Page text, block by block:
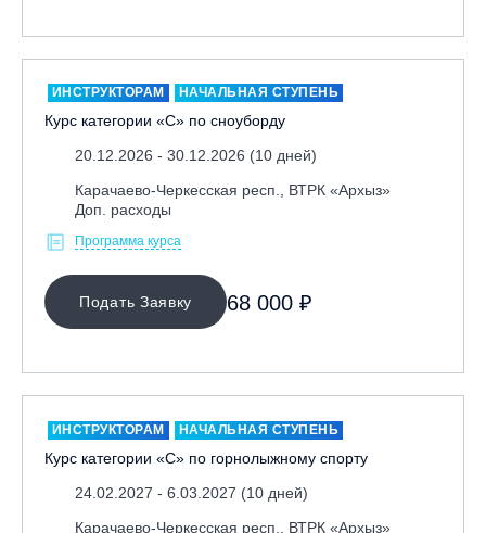
Москва, СК «Кант»
Москва, Скалодром "Атмосфера"
Москва, СЭК «Лата Трэк»
Москва, ул. Олеко Дундича 19/15
Московская обл., ВГК «Лисья Гора»
Московская обл., ГК Леонида Тягачёва
Московская обл., ГЛК «Красная Горка»
Московская обл., п. Чулково, ГК «Гая Северина»
Московская обл., Сергиев Посад, вейк парк Boardberry
ИНСТРУКТОРАМ НАЧАЛЬНАЯ СТУПЕНЬ
Курс категории «С» по сноуборду
20.12.2026 - 30.12.2026 (10 дней)
Карачаево-Черкесская респ., ВТРК «Архыз»
Доп. расходы
Программа курса
Подать Заявку 68 000 ₽
ИНСТРУКТОРАМ НАЧАЛЬНАЯ СТУПЕНЬ
Курс категории «С» по горнолыжному спорту
24.02.2027 - 6.03.2027 (10 дней)
Карачаево-Черкесская респ., ВТРК «Архыз»